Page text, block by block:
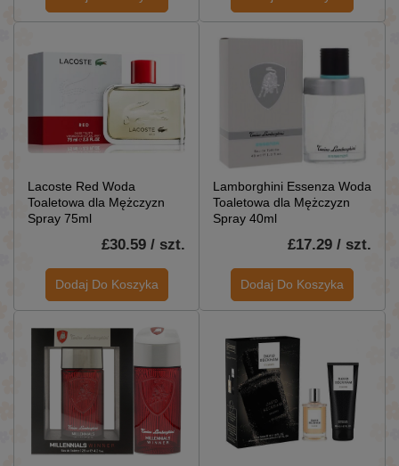
Lacoste Red Woda
Toaletowa dla Mężczyzn
Spray 75ml
£30.59 / szt.
Dodaj Do Koszyka
Lamborghini Essenza Woda
Toaletowa dla Mężczyzn
Spray 40ml
£17.29 / szt.
Dodaj Do Koszyka